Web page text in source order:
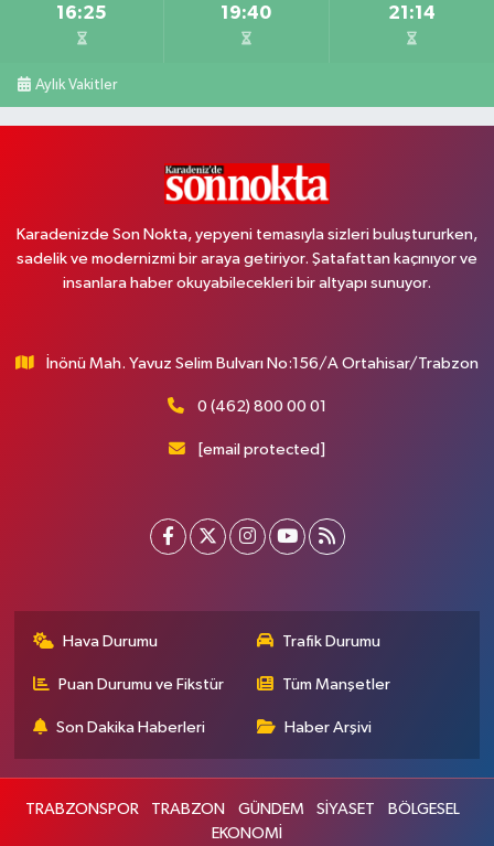
16:25 19:40 21:14
Aylık Vakitler
Karadenizde Son Nokta, yepyeni temasıyla sizleri buluştururken,
sadelik ve modernizmi bir araya getiriyor. Şatafattan kaçınıyor ve
insanlara haber okuyabilecekleri bir altyapı sunuyor.
İnönü Mah. Yavuz Selim Bulvarı No:156/A Ortahisar/Trabzon
0 (462) 800 00 01
[email protected]
Hava Durumu Trafik Durumu
Puan Durumu ve Fikstür Tüm Manşetler
Son Dakika Haberleri Haber Arşivi
TRABZONSPOR TRABZON GÜNDEM SİYASET
BÖLGESEL
EKONOMİ